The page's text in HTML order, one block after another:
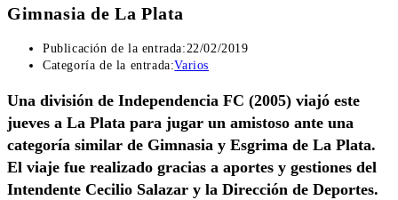
Gimnasia de La Plata
Publicación de la entrada:22/02/2019
Categoría de la entrada:Varios
Una división de Independencia FC (2005) viajó este
jueves a La Plata para jugar un amistoso ante una
categoría similar de Gimnasia y Esgrima de La Plata.
El viaje fue realizado gracias a aportes y gestiones del
Intendente Cecilio Salazar y la Dirección de Deportes.